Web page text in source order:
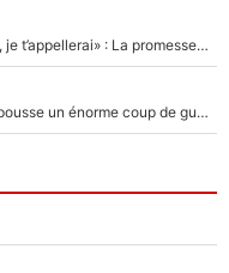
Mercato - OM - «Dès que je prends un club, je t’appellerai» : La promesse de Marcelino au moment de claquer la porte
Victime de racisme contre Murray, Kyrgios pousse un énorme coup de gueule !